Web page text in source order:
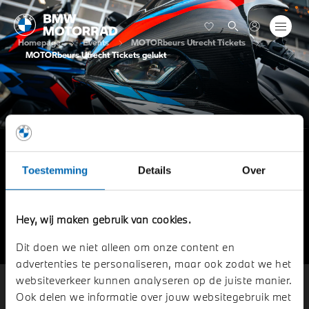
Toestemming Details Over
Hey, wij maken gebruik van cookies.
Dit doen we niet alleen om onze content en
advertenties te personaliseren, maar ook zodat we het
websiteverkeer kunnen analyseren op de juiste manier.
Ook delen we informatie over jouw websitegebruik met
Homepage Events
MOTORbeurs Utrecht Tickets
MOTORbeurs Utrecht Tickets gelukt
BESTELLING GELUKT.
De bestelde tickets worden uiterlijk maandag
mailadres; het bedrag wordt vervolgens
ingehouden op je maandsalaris.
OOSTLAND MOTORRAD